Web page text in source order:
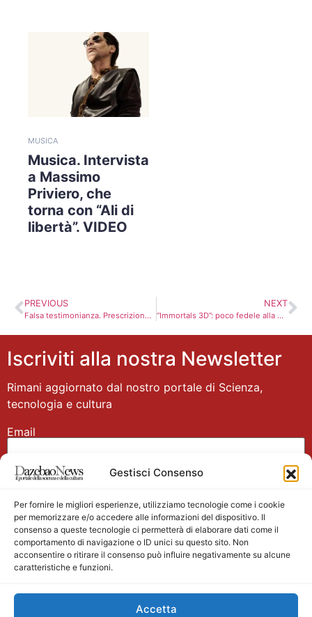
Gestisci Consenso
Per fornire le migliori esperienze, utilizziamo tecnologie come i cookie
per memorizzare e/o accedere alle informazioni del dispositivo. Il
consenso a queste tecnologie ci permetterà di elaborare dati come il
comportamento di navigazione o ID unici su questo sito. Non
acconsentire o ritirare il consenso può influire negativamente su alcune
caratteristiche e funzioni.
Accetta
MUSICA
Musica. Intervista
a Massimo
Priviero, che
torna con “Ali di
libertà”. VIDEO
PREVIOUS
Falsa testimonianza. Prescrizione per l’avvocato Mills
NEXT
“Immortals 3D”: poco fedele alla mitologia, con un Rourke bello e spietato. Recensione
Iscriviti alla nostra Newsletter
Rimani aggiornato dal nostro portale di Scienza,
tecnologia e cultura
Email
Nome
Main partner